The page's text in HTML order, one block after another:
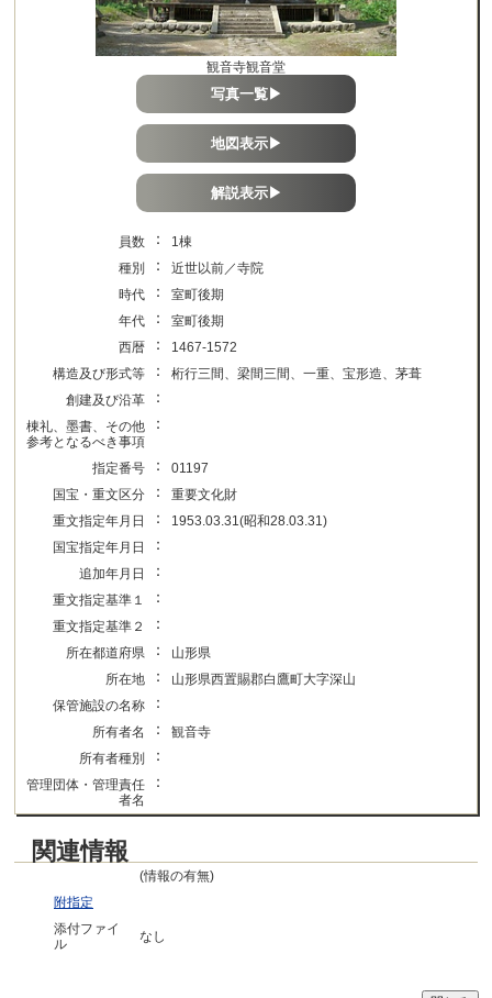
観音寺観音堂
写真一覧▶
地図表示▶
解説表示▶
員数 ：
1棟
種別
：
近世以前／寺院
時代
：
室町後期
年代
：
室町後期
西暦
：
1467-1572
構造及び形式等
：
桁行三間、梁間三間、一重、宝形造、茅葺
創建及び沿革
：
棟礼、墨書、その他
参考となるべき事項
：
指定番号 ：
01197
国宝・重文区分
：
重要文化財
重文指定年月日
：
1953.03.31(昭和28.03.31)
国宝指定年月日
：
追加年月日 ：
重文指定基準１ ：
重文指定基準２ ：
所在都道府県 ：
山形県
所在地
：
山形県西置賜郡白鷹町大字深山
保管施設の名称
：
所有者名 ：
観音寺
所有者種別
：
管理団体・管理責任
者名
：
関連情報
(情報の有無)
附指定
添付ファイ
ル
なし